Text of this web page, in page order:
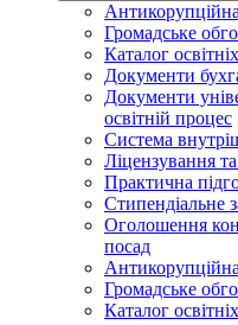
Антикорупційна
Громадське
Каталог
Документи
Документи
освітній процес
Система
Ліцензування
Практична
Стипендіальне
Оголошення
посад
Антикорупційна
Громадське
Каталог